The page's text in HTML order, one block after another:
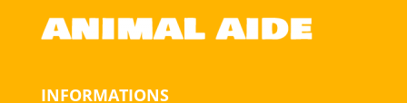
INFORMATIONS